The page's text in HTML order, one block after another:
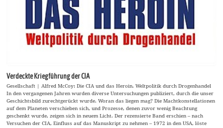
Verdeckte Kriegführung der CIA
Gesellschaft | Alfred McCoy: Die CIA und das Heroin. Weltpolitik durch Drogenhandel
In den vergangenen Jahren wurden diverse Untersuchungen publiziert, durch die unser
Geschichtsbild zurechtgerückt wurde. Woran das liegen mag? Die Machtkonstellationen
auf dem Planeten verschieben sich, und Prozesse, denen zuvor wenig Beachtung
geschenkt wurde, zeigen sich in neuem Licht. Der rezensierte Band erschien – nach
Versuchen der CIA, Einfluss auf das Manuskript zu nehmen – 1972 in den USA, löste